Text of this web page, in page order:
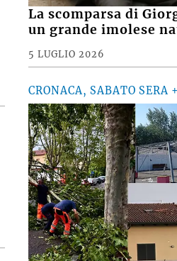
La scomparsa di
un grande imolese
5 LUGLIO 2026
CRONACA, SABATO SERA +